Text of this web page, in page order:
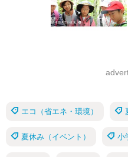
エコ（省エネ・環境）
夏休み（イベント） 小